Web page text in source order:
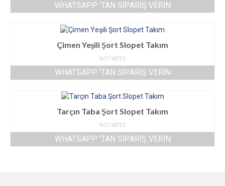
WHATSAPP 'TAN SIPARIŞ VERIN
Çimen Yeşili Şort Slopet Takım
NOT RATED
WHATSAPP 'TAN SIPARIŞ VERIN
Tarçın Taba Şort Slopet Takım
NOT RATED
WHATSAPP 'TAN SIPARIŞ VERIN